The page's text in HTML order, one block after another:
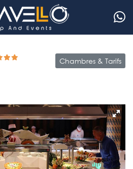
Chambres & Tarifs